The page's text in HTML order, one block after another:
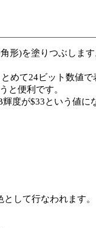
形)を塗りつぶします
めて24ビット数値で
と便利です。
度が$33という値
して行なわれます。